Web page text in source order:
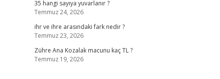
35 hangi sayıya yuvarlanır ?
Temmuz 24, 2026
ihr ve ihre arasındaki fark nedir ?
Temmuz 23, 2026
Zühre Ana Kozalak macunu kaç TL ?
Temmuz 19, 2026